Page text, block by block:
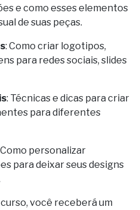
e como esses elementos
de suas peças.
: Como criar logotipos,
para redes sociais, slides
: Técnicas e dicas para criar
para diferentes
Como personalizar
para deixar seus designs
você receberá um